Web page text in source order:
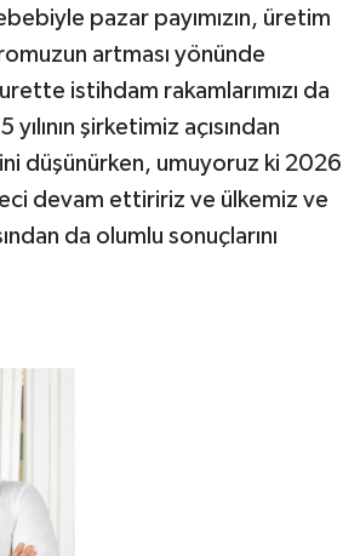
pazar payımızın, üretim
artması yönünde
istihdam rakamlarımızı da
şirketimiz açısından
düşünürken, umuyoruz ki 2026
devam ettiririz ve ülkemiz ve
da olumlu sonuçlarını